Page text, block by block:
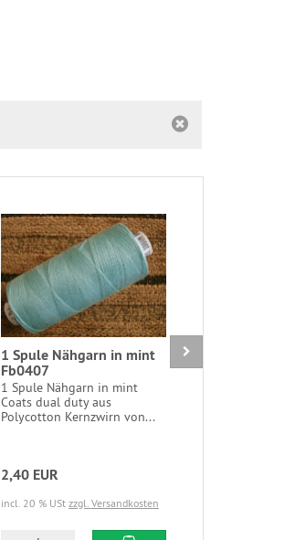
1 Spule Nähgarn in mint
Fb0407
1 Spule Nähgarn in mint
Coats dual duty aus
Polycotton Kernzwirn von...
2,40 EUR
incl. 20 % USt zzgl. Versandkosten